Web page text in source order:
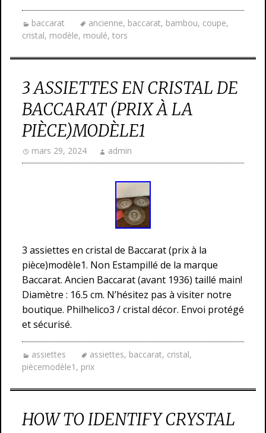
baccarat ancienne, baccarat, bambou, coupe,
cristal, modèle, moulé, tors
3 ASSIETTES EN CRISTAL DE
BACCARAT (PRIX À LA
PIÈCE)MODÈLE1
mars 29, 2024 admin
3 assiettes en cristal de Baccarat (prix à la
pièce)modèle1. Non Estampillé de la marque
Baccarat. Ancien Baccarat (avant 1936) taillé main!
Diamètre : 16.5 cm. N’hésitez pas à visiter notre
boutique. Philhelico3 / cristal décor. Envoi protégé
et sécurisé.
assiettes assiettes, baccarat, cristal,
piècemodèle1 , prix
HOW TO IDENTIFY CRYSTAL